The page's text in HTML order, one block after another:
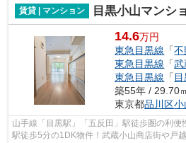
賃貸 | マンション 目黒小山マンシ
14.6万円
東急目黒線 「不
東急目黒線 「武
東急目黒線 「
築55年 / 29.70
東京都品川区小
山手線「目黒駅」「五反田」駅徒歩圏の利
駅徒歩5分の1DK物件！武蔵小山商店街や戸